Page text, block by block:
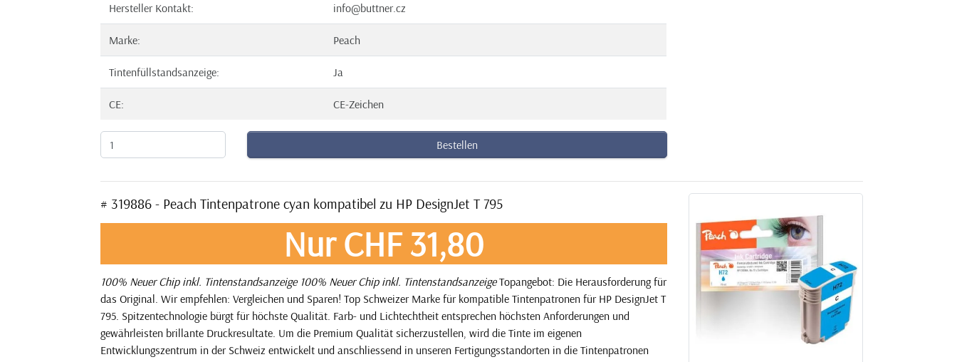
Hersteller Kontakt: info@buttner.cz
Marke: Peach
Tintenfüllstandsanzeige: Ja
CE: CE-Zeichen
Bestellen
# 319886 - Peach Tintenpatrone cyan kompatibel zu HP DesignJet T 795
Nur CHF 31,80
100% Neuer Chip inkl. Tintenstandsanzeige 100% Neuer Chip inkl. TintenstandsanzeigeTopangebot: Die Herausforderung für
das Original. Wir empfehlen: Vergleichen und Sparen! Top Schweizer Marke für kompatible Tintenpatronen für HP DesignJet T
795. Spitzentechnologie bürgt für höchste Qualität. Farb- und Lichtechtheit entsprechen höchsten Anforderungen und
gewährleisten brillante Druckresultate. Um die Premium Qualität sicherzustellen, wird die Tinte im eigenen
Entwicklungszentrum in der Schweiz entwickelt und anschliessend in unseren Fertigungsstandorten in die Tintenpatronen